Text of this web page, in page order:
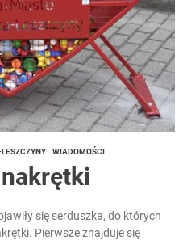
WIADOMOŚCI
się serduszka, do których
Pierwsze znajduje się